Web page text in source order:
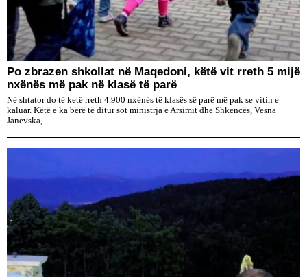
Po zbrazen shkollat në Maqedoni, këtë vit rreth 5 mijë
nxënës më pak në klasë të parë
Në shtator do të ketë rreth 4.900 nxënës të klasës së parë më pak se vitin e
kaluar. Këtë e ka bërë të ditur sot ministrja e Arsimit dhe Shkencës, Vesna
Janevska,